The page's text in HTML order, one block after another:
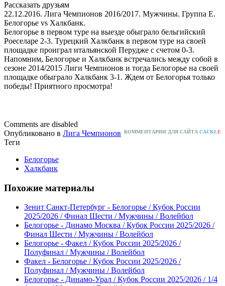
Рассказать друзьям
22.12.2016. Лига Чемпионов 2016/2017. Мужчины. Группа E.
Белогорье vs Халкбанк.
Белогорье в первом туре на выезде обыграло бельгийский
Роеселаре 2-3. Турецкий Халкбанк в первом туре на своей
площадке проиграл итальянской Перудже с счетом 0-3.
Напомним, Белогорье и Халкбанк встречались между собой в
сезоне 2014/2015 Лиги Чемпионов и тогда Белогорье на своей
площадке обыграло Халкбанк 3-1. Ждем от Белогорья только
победы! Приятного просмотра!
Comments are disabled
КОММЕНТАРИИ ДЛЯ САЙТА CACKLE
Опубликовано в Лига Чемпионов
Теги
Белогорье
Халкбанк
Похожие материалы
Зенит Санкт-Петербург - Белогорье / Кубок России
2025/2026 / Финал Шести / Мужчины / Волейбол
Белогорье - Динамо Москва / Кубок России 2025/2026 /
Финал Шести / Мужчины / Волейбол
Белогорье - Факел / Кубок России 2025/2026 /
Полуфинал / Мужчины / Волейбол
Факел - Белогорье / Кубок России 2025/2026 /
Полуфинал / Мужчины / Волейбол
Белогорье - Динамо-Урал / Кубок России 2025/2026 / 1/4